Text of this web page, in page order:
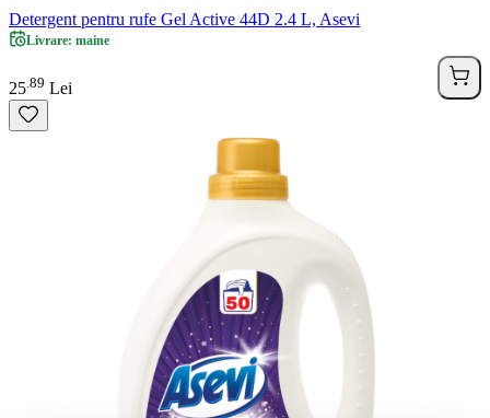
Detergent pentru rufe Gel Active 44D 2.4 L, Asevi
Livrare: maine
25 89 Lei